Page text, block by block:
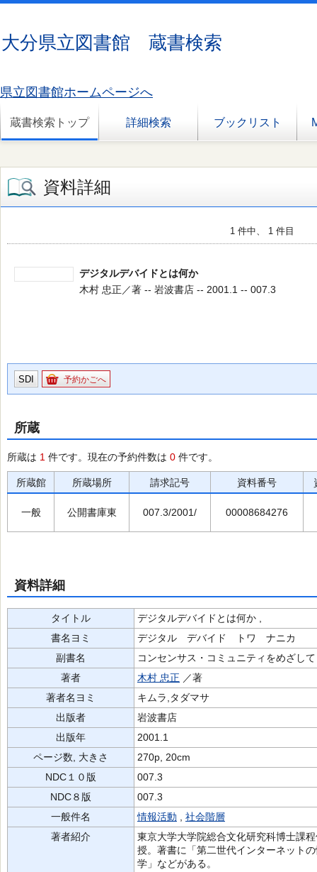
大分県立図書館 蔵書検索
県立図書館ホームページへ
蔵書検索トップ 詳細検索 ブックリスト
資料詳細
1 件中、 1 件目
デジタルデバイドとは何か
木村 忠正／著 -- 岩波書店 -- 2001.1 -- 007.3
SDI 予約かごへ
所蔵
所蔵は 1 件です。現在の予約件数は 0 件です。
所蔵館 所蔵場所 請求記号 資料番号
一般 公開書庫東 007.3/2001/ 00008684276
資料詳細
タイトル
デジタルデバイドとは何か ,
書名ヨミ
デジタル デバイド トワ ナニカ
副書名
コンセンサス・コミュニティをめざして
著者
木村 忠正 ／著
著者名ヨミ
キムラ,タダマサ
出版者
岩波書店
出版年
2001.1
ページ数, 大きさ
270p, 20cm
NDC１０版
007.3
NDC８版
007.3
一般件名
情報活動
社会階層
著者紹介
東京大学大学院総合文化研究科博士課
授。著書に「第二世代インターネット
学」などがある。